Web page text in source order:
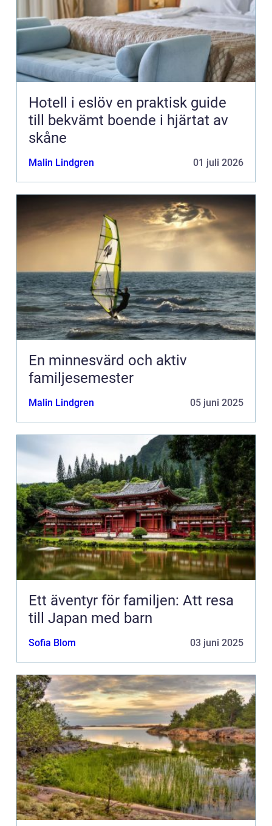
Hotell i eslöv en praktisk guide
till bekvämt boende i hjärtat av
skåne
Malin Lindgren 01 juli 2026
En minnesvärd och aktiv
familjesemester
Malin Lindgren 05 juni 2025
Ett äventyr för familjen: Att resa
till Japan med barn
Sofia Blom 03 juni 2025